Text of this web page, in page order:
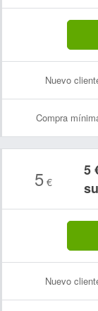
Nuevo
Compra
5 €
5
Nuevo